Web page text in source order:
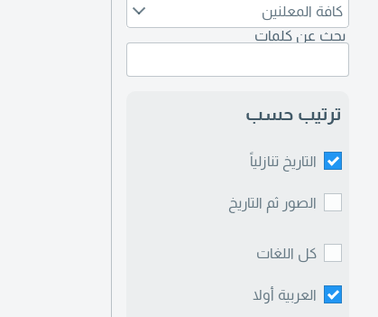
كافة المعلنين
بحث عن كلمات
ترتيب حسب
التاريخ تنازلياً
الصور ثم التاريخ
كل اللغات
العربية أولا